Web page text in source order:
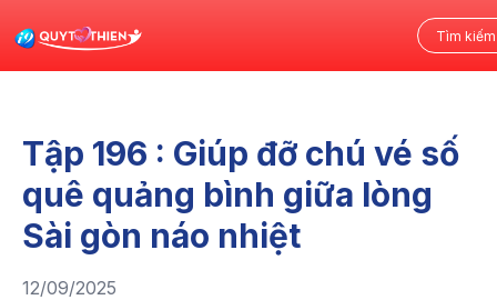
Tập 196 : Giúp đỡ chú vé số
quê quảng bình giữa lòng
Sài gòn náo nhiệt
12/09/2025